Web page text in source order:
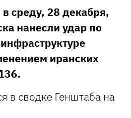
среду, 28 декабря,
нанесли удар по
иранских
в сводке Генштаба на